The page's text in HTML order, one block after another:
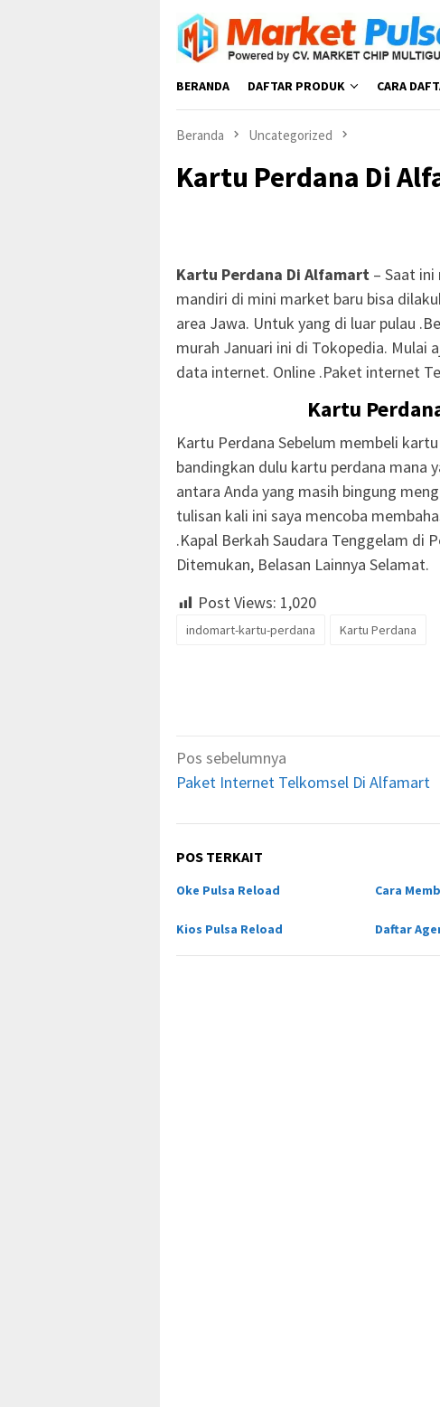
Loncat
konten
BERANDA DAFTAR PRODUK CARA
Beranda Uncategorized
Kartu Perdana Di
Kartu Perdana Di Alfamart – Saat
mandiri di mini market baru bisa
area Jawa. Untuk yang di luar pulau
murah Januari ini di Tokopedia. Mulai
data internet. Online .Paket internet
Kartu
Kartu Perdana Sebelum membeli
bandingkan dulu kartu perdana mana
antara Anda yang masih bingung
tulisan kali ini saya mencoba
.Kapal Berkah Saudara Tenggelam di
Ditemukan, Belasan Lainnya Selamat.
Post Views: 1,020
indomart-kartu-perdana Kartu Perdana
Navigasi
pos
Pos sebelumnya
Paket Internet Telkomsel Di Alfamart
POS TERKAIT
Oke Pulsa Reload Cara
Kios Pulsa Reload Daftar